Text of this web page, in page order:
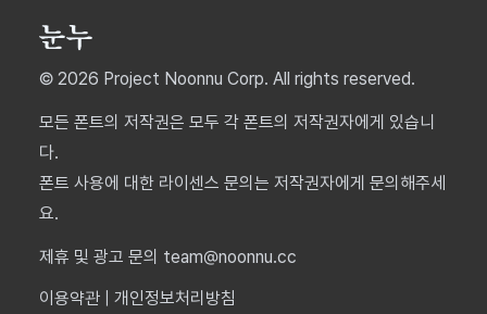
© 2026 Project Noonnu Corp. All rights reserved.
모든 폰트의 저작권은 모두 각 폰트의 저작권자에게 있습니
다.
폰트 사용에 대한 라이센스 문의는 저작권자에게 문의해주세
요.
제휴 및 광고 문의 team@noonnu.cc
이용약관
개인정보처리방침